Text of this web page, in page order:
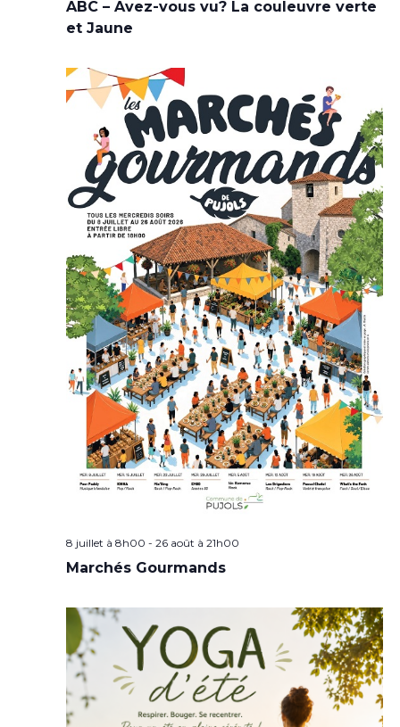
ABC – Avez-vous vu? La couleuvre verte
et Jaune
8 juillet à 8h00 - 26 août à 21h00
Marchés Gourmands